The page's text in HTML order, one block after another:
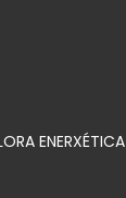
ENERXÉTICA